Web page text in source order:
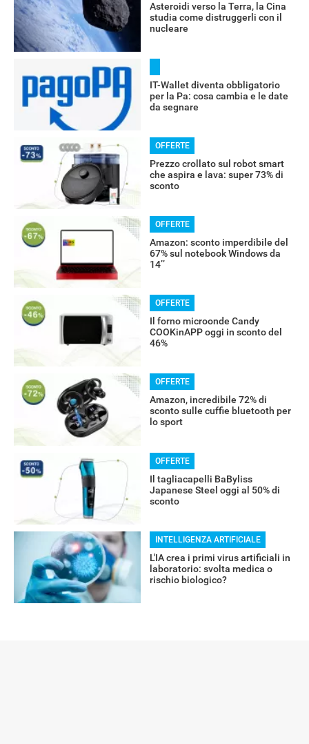
Asteroidi verso la Terra, la Cina
studia come distruggerli con il
nucleare
IT-Wallet diventa obbligatorio
per la Pa: cosa cambia e le date
da segnare
OFFERTE
Prezzo crollato sul robot smart
che aspira e lava: super 73% di
sconto
OFFERTE
Amazon: sconto imperdibile del
67% sul notebook Windows da
14’’
OFFERTE
Il forno microonde Candy
COOKinAPP oggi in sconto del
46%
OFFERTE
Amazon, incredibile 72% di
sconto sulle cuffie bluetooth per
lo sport
OFFERTE
Il tagliacapelli BaByliss
Japanese Steel oggi al 50% di
sconto
INTELLIGENZA ARTIFICIALE
L'IA crea i primi virus artificiali in
laboratorio: svolta medica o
rischio biologico?